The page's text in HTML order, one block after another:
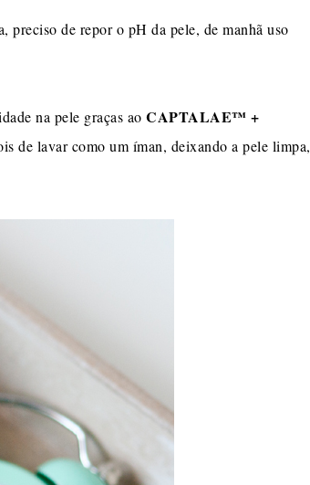
preciso de repor o pH da pele, de manhã uso
na pele graças ao CAPTALAE™ +
de lavar como um íman, deixando a pele limpa,